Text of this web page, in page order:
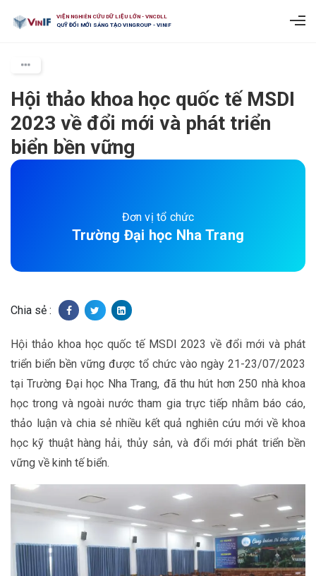
VIỆN NGHIÊN CỨU DỮ LIỆU LỚN - VNCDLL
QUỸ ĐỔI MỚI SÁNG TẠO VINGROUP - VINIF
Hội thảo khoa học quốc tế MSDI
2023 về đổi mới và phát triển
biển bền vững
Đơn vị tổ chức
Trường Đại học Nha Trang
Chia sẻ :
Hội thảo khoa học quốc tế MSDI 2023 về đổi mới và phát
triển biển bền vững được tổ chức vào ngày 21-23/07/2023
tại Trường Đại học Nha Trang, đã thu hút hơn 250 nhà khoa
học trong và ngoài nước tham gia trực tiếp nhằm báo cáo,
thảo luận và chia sẻ nhiều kết quả nghiên cứu mới về khoa
học kỹ thuật hàng hải, thủy sản, và đổi mới phát triển bền
vững về kinh tế biển.